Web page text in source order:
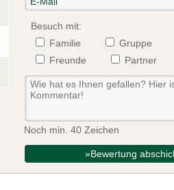
Besuch mit:
Familie
Gruppe
Freunde
Partner
Noch min. 40 Zeichen
»Bewertung